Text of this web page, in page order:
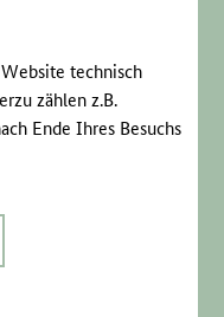
technisch
zählen z.B.
Ende Ihres Besuchs